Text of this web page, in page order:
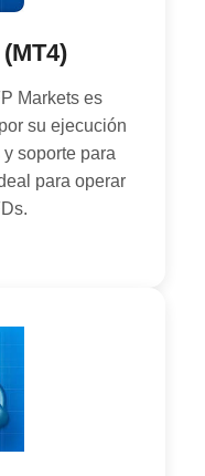
Markets es
su ejecución
soporte para
para operar